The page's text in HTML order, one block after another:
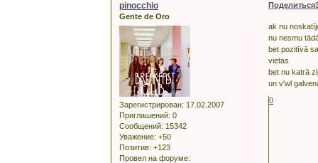
Поделиться
pinocchio
Gente de Oro
Зарегистрирован: 17.02.2007
Приглашений: 0
Сообщений: 15342
Уважение: +50
Позитив: +123
Провел на форуме:
ak nu
nu nesmu
bet pozitīvā
vietas
bet nu katrā
un v'wl
0